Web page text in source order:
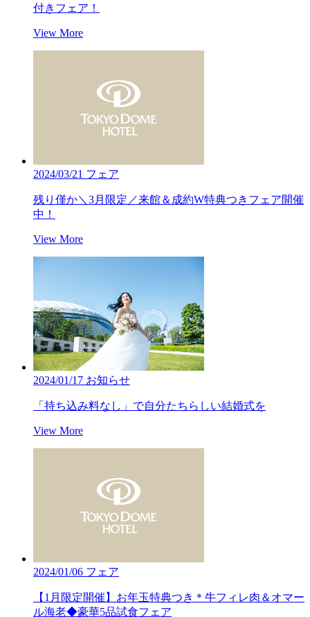
付きフェア！
View More
2024/03/21 フェア
残り僅か＼3月限定／来館＆成約W特典つきフェア開催
中！
View More
2024/01/17 お知らせ
「持ち込み料なし」で自分たちらしい結婚式を
View More
2024/01/06 フェア
【1月限定開催】お年玉特典つき＊牛フィレ肉＆オマー
ル海老◆豪華5品試食フェア